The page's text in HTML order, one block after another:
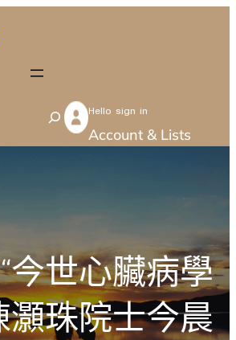
S
e
Hello sign in
Account & Lists
今世心臟病學
灝珠院士今晨